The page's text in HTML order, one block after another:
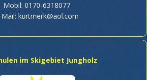
Mobil: 0170-6318077
Mail: kurtmerk@aol.com
im Skigebiet Jungholz